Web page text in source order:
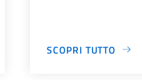
SCOPRI TUTTO